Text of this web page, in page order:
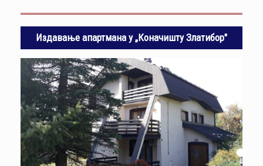
Издавање апартмана у „Коначишту Златибор"